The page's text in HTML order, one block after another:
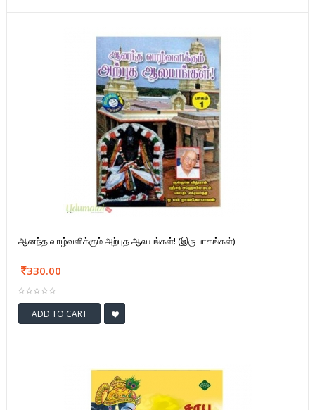
ஆனந்த வாழ்வளிக்கும் அற்புத ஆலயங்கள்! (இரு பாகங்கள்)
330.00
ADD TO CART